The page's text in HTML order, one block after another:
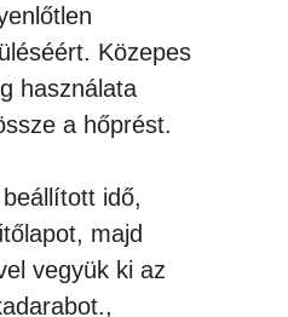
Közepes
használata
a hőprést.
idő,
majd
vegyük ki az